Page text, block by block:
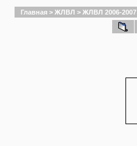
Главная > ЖЛВЛ > ЖЛВЛ 2006-2007